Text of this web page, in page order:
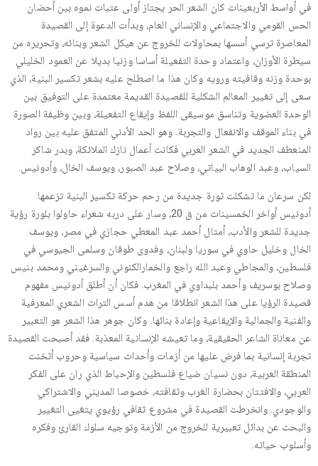
في أواسط الأربعينات كان الشعر الحر يجتاز أولى عتبات نموه بين أحضان
الحس القومي والاجتماعي والإنساني العام، وبدأت الدعوة إلى القصيدة
المعاصرة ترسي أسسها بمحاولات للخروج عن هيكل الشعر وبنائه، وتحريره من
سيطرة الأوزان، واعتماد وحدة التفعيلة أساسا وزنيا بديلا عن العمود الخليلي
بوحدة وزنه وقافيته ورويه وكان هذا ما اصطلح عليه بشعر تكسير البنية، الذي
سعى إلى تغيير المعالم الشكلية للقصيدة القديمة معتمدة على التوفيق بين
الوحدة العضوية وتناسق موسيقى اللفظ وإيقاع التفعيلة، وبين وظيفة الصورة
في بناء الموقف والانفعال والتجربة. وهو الحد الأدني المتفق عليه بين رواد
المنعطف الجديد في الشعر العربي فكانت أعمال نازك الملائكة، وبدر شاكر
السياب، وعبد الوهاب البياتي، وصلاح عبد الصبور، ويوسف الخال، وأدونيس.
لكن سرعان ما تشكلت ثورة جديدة من رحم حركة تكسير البنية تزعمها
أدونيس أواخر الخمسينات من ق 20، وسار على دربه شعراء حاولوا بلورة رؤية
جديدة للشعر والأدب، أمثال أحمد عبد المعطي حجازي في مصر، ويوسف
الخال وخليل حاوي في سوريا ولبنان، وفدوى طوقان وسلمى الجيوسي في
فلسطين، والمجاطي وعبد الله راجع والخمارالكنوني والسرغيني ومحمد بنيس
وصلاح بوسريف وأحمد بلبداوي في المغرب. فكان أن أطلق أدونيس مفهوم
قصيدة الرؤيا على هذا الشعر انطلاقا من هدم أسس التراث الشعري المعرفية
والفنية والجمالية والإيقاعية وإعادة بنائها. وكان جوهر هذا الشعر هو التعبير
عن معاناة الشاعر الحقيقية، وما تعيشه الإنسانية المعذبة. فقد أصبحت القصيدة
تجربة إنسانية بما فرض عليها من أزمات وأحداث سياسية وحروب أثخنت
المنطقة العربية، دون نسيان ضياع فلسطين والإحباط الذي ران على الفكر
العربي، والافتتان بحضارة الغرب وثقافته، خصوصا المديني والاشتراكي
والوجودي. وانخرطت القصيدة في مشروع ثقافي رؤيوي يتغيى التغيير
والبحث عن بدائل تعبيرية للخروج من الأزمة وتوجيه سلوك القارئ وفكره
وأسلوب حياته.